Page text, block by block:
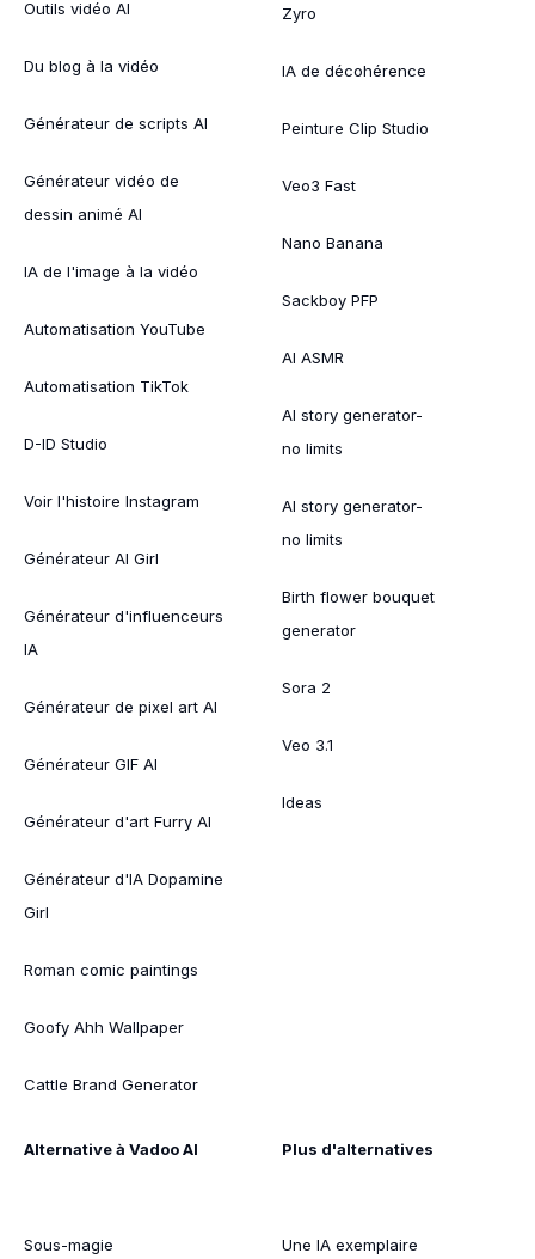
Outils vidéo AI
Du blog à la vidéo
Générateur de scripts AI
Générateur vidéo de
dessin animé AI
IA de l'image à la vidéo
Automatisation YouTube
Automatisation TikTok
D-ID Studio
Voir l'histoire Instagram
Générateur AI Girl
Générateur d'influenceurs
IA
Générateur de pixel art AI
Générateur GIF AI
Générateur d'art Furry AI
Générateur d'IA Dopamine
Girl
Roman comic paintings
Goofy Ahh Wallpaper
Cattle Brand Generator
Zyro
IA de décohérence
Peinture Clip Studio
Veo3 Fast
Nano Banana
Sackboy PFP
AI ASMR
AI story generator-
no limits
AI story generator-
no limits
Birth flower bouquet
generator
Sora 2
Veo 3.1
Ideas
Alternative à Vadoo AI
Sous-magie
Plus d'alternatives
Une IA exemplaire